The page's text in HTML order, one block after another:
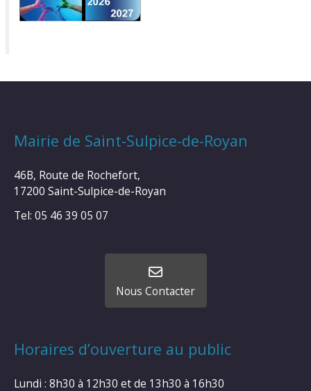
Mairie de Saint-Sulpice-de-Royan
46B, Route de Rochefort,
17200 Saint-Sulpice-de-Royan
Tel: 05 46 39 05 07
Nous Contacter
Horaires d’ouverture au public
Lundi : 8h30 à 12h30 et de 13h30 à 16h30